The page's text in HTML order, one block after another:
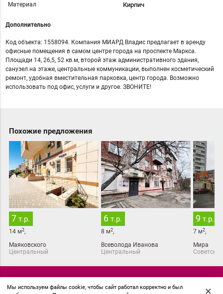
Мы используем файлы cookie, чтобы сайт работал корректно и был
×
Материал Кирпич
Дополнительно
Код объекта: 1558094. Компания МИАРД Владис предлагает в аренду
офисные помещения в самом центре города на проспекте Маркса.
Площади 14, 26,5, 52 кв.м, второй этаж административного здания,
санузел на этаже, центральные коммуникации, выполнен косметический
ремонт, удобная вместительная парковка, центр города. Возможно
использовать под офис, услуги и другое. ЗВОНИТЕ!
Похожие предложения
7 т.р.
14м2,
Маяковского
Центральный
6 т.р.
8 м2,
Всеволода Иванова
Центральный
9 т.р.
7м2,
Мира
Советский
© 2018 АН Миард